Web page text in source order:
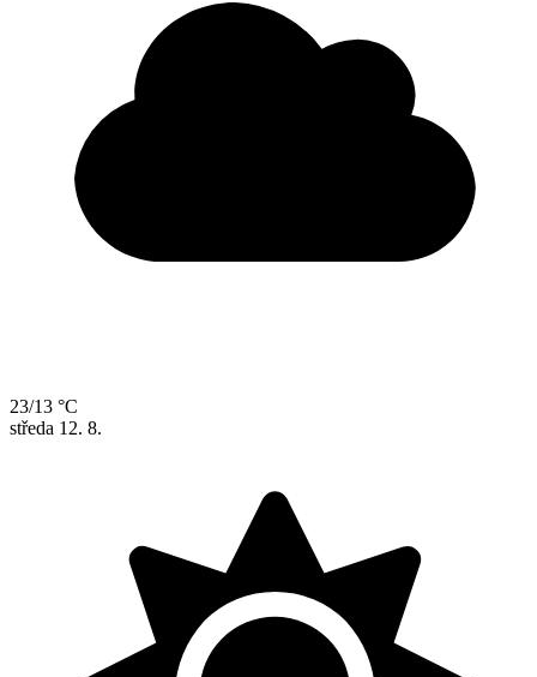
23/13 °C
středa 12. 8.